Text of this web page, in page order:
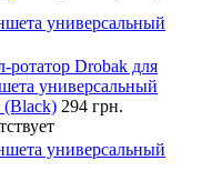
универсальный
ротатор Drobak для
универсальный
294 грн.
универсальный